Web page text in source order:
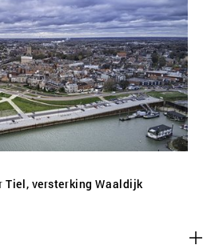
versterking Waaldijk